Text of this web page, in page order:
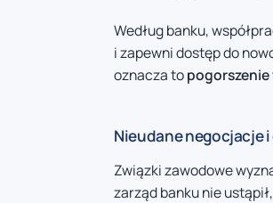
Według banku,
i zapewni dostęp do
oznacza to
Nieudane negocjacje
Związki zawodowe
zarząd banku nie